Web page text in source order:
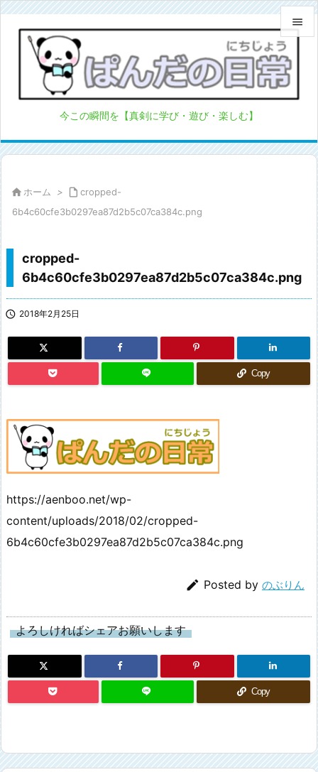
今この瞬間を【真剣に学び・遊び・楽しむ】

メニュ

サイド
前へ
ホーム >  cropped-
6b4c60cfe3b0297ea87d2b5c07ca384c.png
cropped-
6b4c60cfe3b0297ea87d2b5c07ca384c.png
 2018年2月25日
Copy
https://aenboo.net/wp-
content/uploads/2018/02/cropped-
6b4c60cfe3b0297ea87d2b5c07ca384c.png
 Posted by のぶりん
よろしければシェアお願いします
Copy